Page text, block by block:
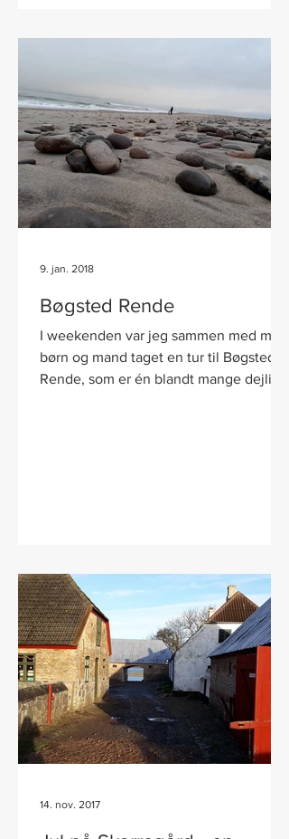
Bøgsted Rende
I weekenden var jeg sammen med mine
børn og mand taget en tur til Bøgsted
Rende, som er én blandt mange dejlige
9. jan. 2018
14. nov. 2017